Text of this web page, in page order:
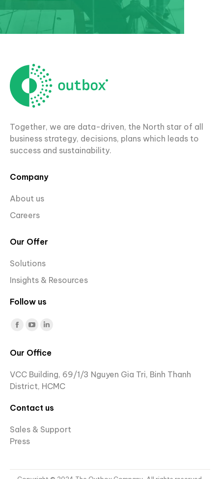
Together, we are data-driven, the North star of all
business strategy, decisions, plans which leads to
success and sustainability.
Company
About us
Careers
Our Offer
Solutions
Insights & Resources
Follow us
Find us on:
Facebook
opens
new
YouTube
opens
new
Linkedin
opens
in
new
Our Office
VCC Building, 69/1/3 Nguyen Gia Tri, Binh Thanh
District, HCMC
Contact us
Sales & Support
Press